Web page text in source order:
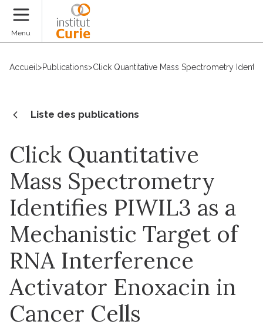
Menu
Accueil >Publications>Click Quantitative Mass Spectrometry
Liste des publications
Click Quantitative
Mass Spectrometry
Identifies PIWIL3 as a
Mechanistic Target of
RNA Interference
Activator Enoxacin in
Cancer Cells